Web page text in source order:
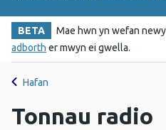
BETA
Mae hwn yn wefan
adborth er mwyn ei gwella.
Hafan
Tonnau radio